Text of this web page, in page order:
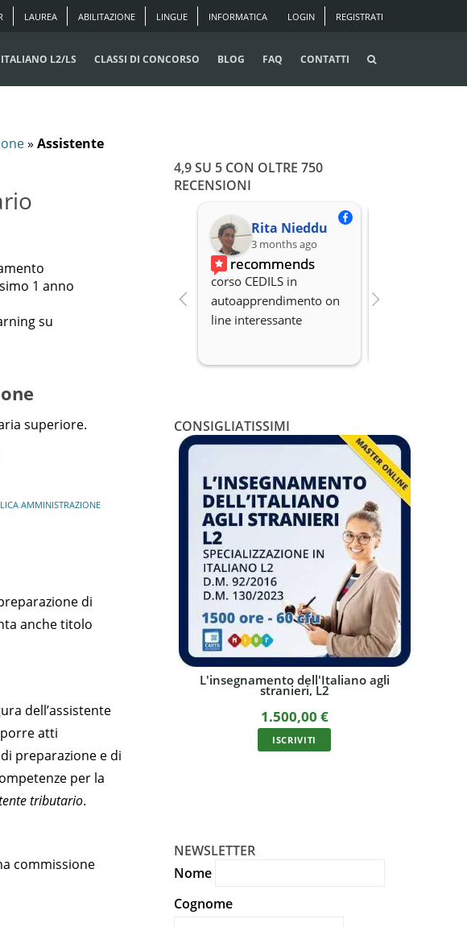
LOGIN REGISTRATI
LAUREA ABILITAZIONE LINGUE INFORMATICA
ITALIANO L2/LS CLASSI DI CONCORSO BLOG FAQ CONTATTI
» Assistente
1 anno
su
superiore.
AMMINISTRAZIONE
di
anche titolo
dell’assistente
atti
preparazione e di
per la
tributario.
commissione
4,9 SU 5 CON OLTRE 750
RECENSIONI
Rita Nieddu
3 months ago
recommends
corso CEDILS in
autoapprendimento on
line interessante
CONSIGLIATISSIMI
L'insegnamento dell'Italiano agli
stranieri, L2
1.500,00 €
ISCRIVITI
NEWSLETTER
Nome
Cognome